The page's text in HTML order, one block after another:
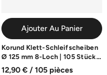
Ajouter Au Panier
Korund Klett-Schleifscheiben
Ø 125 mm 8-Loch | 105 Stück |
K40-K600
12,90 € / 105 pièces